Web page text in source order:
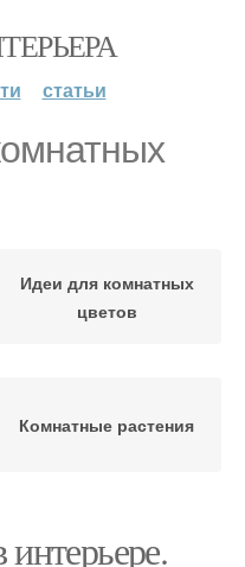
статьи
Идеи для комнатных
цветов
Комнатные растения